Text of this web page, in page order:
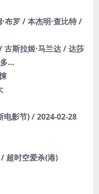
布罗 / 本杰明·查比特 /
斯拉姬·马兰达 / 达莎
多…
影节) / 2024-02-28
超时空爱杀(港)